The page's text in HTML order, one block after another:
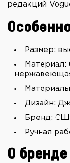
редакций
Размер:
Материал:
Дизайн:
Бренд:
Ручная
О